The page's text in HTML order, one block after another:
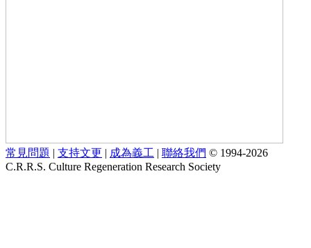
常見問題 | 支持文更 | 成為義工 | 聯絡我們 © 1994-2026
C.R.R.S. Culture Regeneration Research Society